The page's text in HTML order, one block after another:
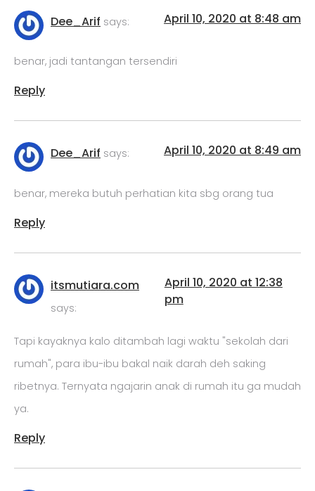
Dee_Arif says: April 10, 2020 at 8:48 am
benar, jadi tantangan tersendiri
Reply
Dee_Arif says: April 10, 2020 at 8:49 am
benar, mereka butuh perhatian kita sbg orang tua
Reply
itsmutiara.com
says:
April 10, 2020 at 12:38
pm
Tapi kayaknya kalo ditambah lagi waktu "sekolah dari
rumah", para ibu-ibu bakal naik darah deh saking
ribetnya. Ternyata ngajarin anak di rumah itu ga mudah
ya.
Reply